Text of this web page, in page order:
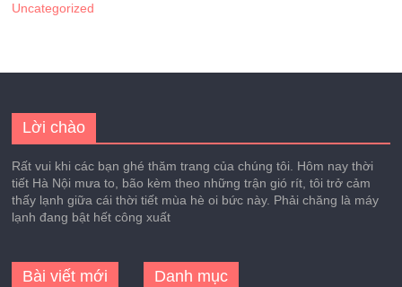
Uncategorized
Lời chào
Rất vui khi các bạn ghé thăm trang của chúng tôi. Hôm nay thời
tiết Hà Nội mưa to, bão kèm theo những trận gió rít, tôi trở cảm
thấy lạnh giữa cái thời tiết mùa hè oi bức này. Phải chăng là máy
lạnh đang bật hết công xuất
Bài viết mới Danh mục